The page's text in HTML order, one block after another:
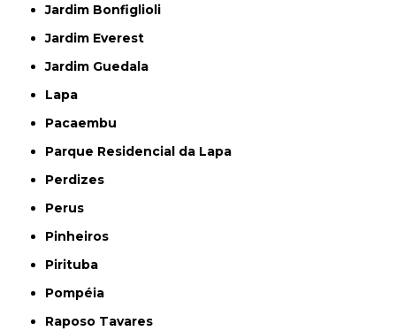
Jardim Bonfiglioli
Jardim Everest
Jardim Guedala
Lapa
Pacaembu
Parque Residencial da Lapa
Perdizes
Perus
Pinheiros
Pirituba
Pompéia
Raposo Tavares